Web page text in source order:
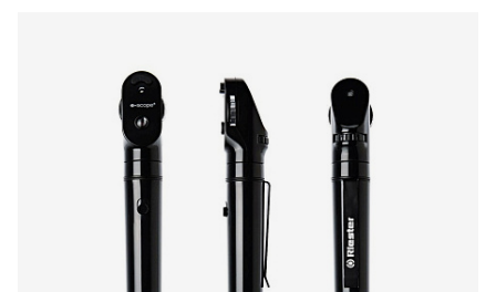
политикой конфиденциальности